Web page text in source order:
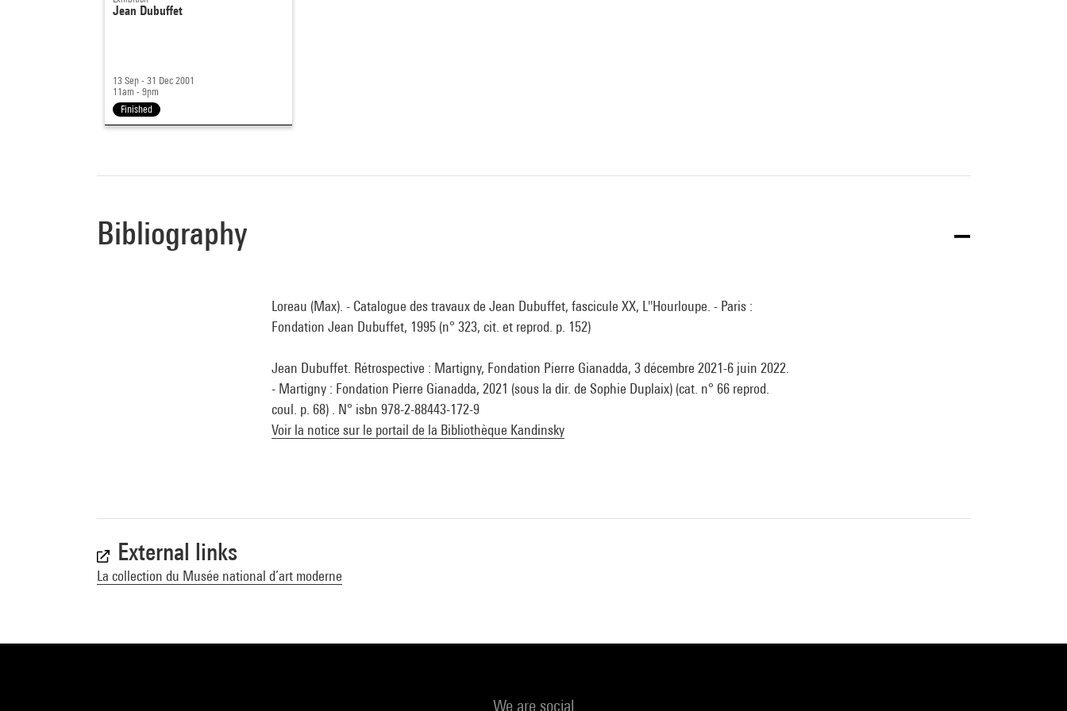
Jean Dubuffet
13 Sep - 31 Dec 2001
11am - 9pm
Finished
Bibliography
Loreau (Max). - Catalogue des travaux de Jean Dubuffet, fascicule XX, L''Hourloupe. - Paris :
Fondation Jean Dubuffet, 1995 (n° 323, cit. et reprod. p. 152)
Jean Dubuffet. Rétrospective : Martigny, Fondation Pierre Gianadda, 3 décembre 2021-6 juin 2022.
- Martigny : Fondation Pierre Gianadda, 2021 (sous la dir. de Sophie Duplaix) (cat. n° 66 reprod.
coul. p. 68) . N° isbn 978-2-88443-172-9
Voir la notice sur le portail de la Bibliothèque Kandinsky
External links
La collection du Musée national d’art moderne
We are social